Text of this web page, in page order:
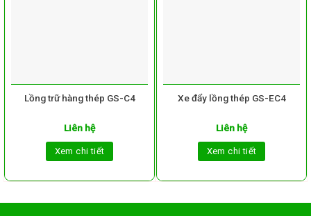
Lồng trữ hàng thép GS-C4
Liên hệ
Xem chi tiết
Xe đẩy lồng thép GS-EC4
Liên hệ
Xem chi tiết